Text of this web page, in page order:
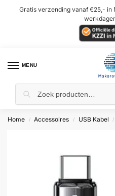
Gratis verzending vanaf €25,- in
MENU
Home / Accessoires / USB Kabel /